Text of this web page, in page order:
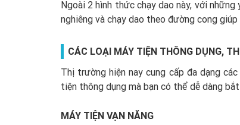
Ngoài 2 hình thức chạy dao này, với
nghiêng và chạy dao theo đường cong
CÁC LOẠI MÁY TIỆN THÔNG DỤNG,
Thị trường hiện nay cung cấp đa dạng
tiện thông dụng mà bạn có thể dễ
MÁY TIỆN VẠN NĂNG